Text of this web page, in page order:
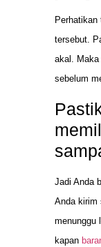
tersebut.
akal. Maka
sebelum
Jadi Anda
Anda kirim
menunggu
kapan